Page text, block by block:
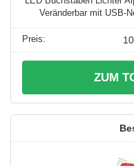
Veränderbar mit USB-
ZUM